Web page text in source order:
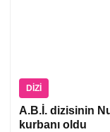
DIZI
A.B.İ. dizisinin
kurbanı oldu